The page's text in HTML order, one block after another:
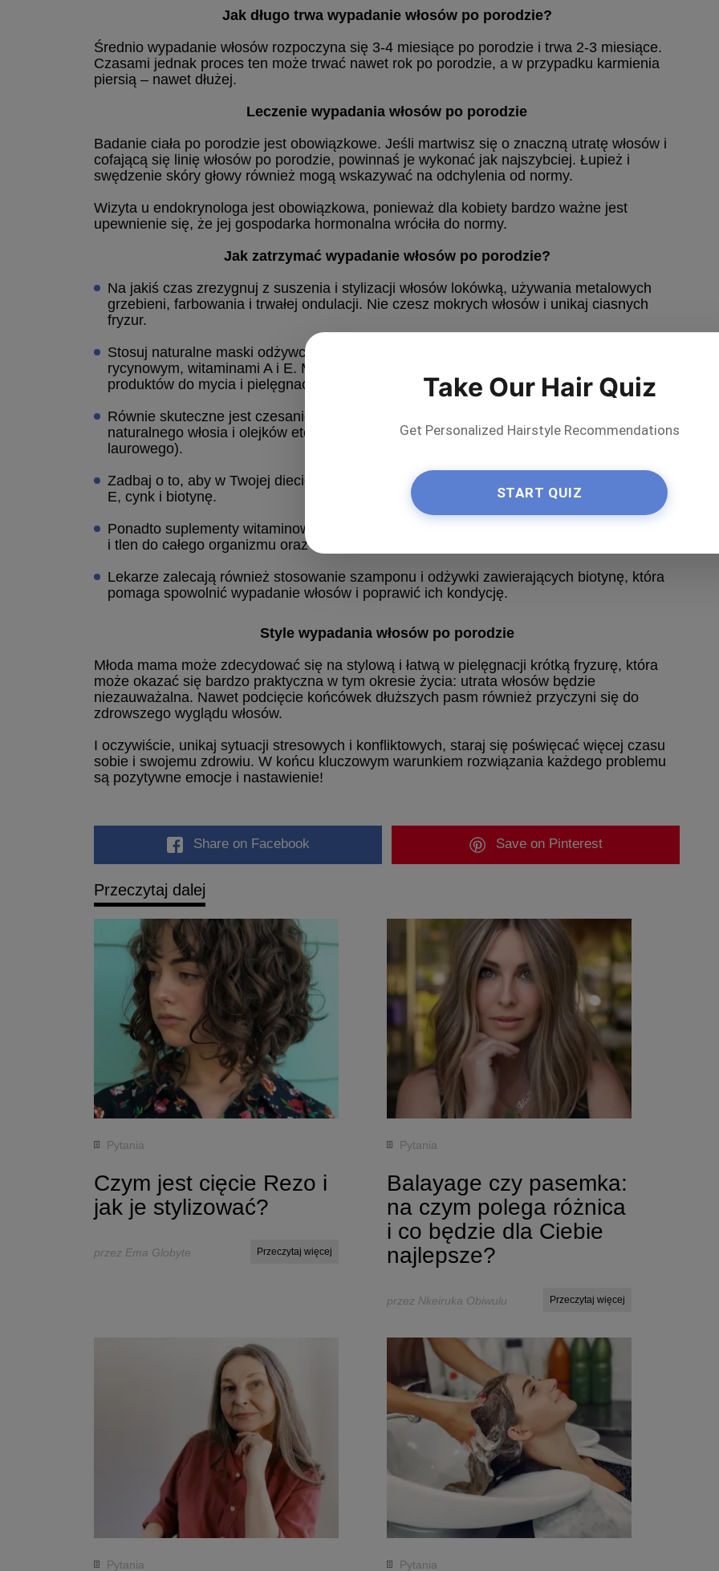
Jak długo trwa wypadanie włosów po porodzie?
Średnio wypadanie włosów rozpoczyna się 3-4 miesiące po porodzie i trwa 2-3 miesiące.
Czasami jednak proces ten może trwać nawet rok po porodzie, a w przypadku karmienia
piersią – nawet dłużej.
Leczenie wypadania włosów po porodzie
Badanie ciała po porodzie jest obowiązkowe. Jeśli martwisz się o znaczną utratę włosów i
cofającą się linię włosów po porodzie, powinnaś je wykonać jak najszybciej. Łupież i
swędzenie skóry głowy również mogą wskazywać na odchylenia od normy.
Wizyta u endokrynologa jest obowiązkowa, ponieważ dla kobiety bardzo ważne jest
upewnienie się, że jej gospodarka hormonalna wróciła do normy.
Jak zatrzymać wypadanie włosów po porodzie?
Na jakiś czas zrezygnuj z suszenia i stylizacji włosów lokówką, używania metalowych
grzebieni, farbowania i trwałej ondulacji. Nie czesz mokrych włosów i unikaj ciasnych
fryzur.
Stosuj naturalne maski odżywcze i regenerujące włosy z olejem łopianowym i
rycynowym, witaminami A i E. Możesz również dodać te oleiste roztwory do swoich
produktów do mycia i pielęgnacji włosów.
Równie skuteczne jest czesanie aromaterapeutyczne przy użyciu szczotki do masażu z
naturalnego włosia i olejków eterycznych (pomarańczowego, z drzewa herbacianego lub
laurowego).
Zadbaj o to, aby w Twojej diecie znalazły się produkty zawierające witaminy z grupy B, C,
E, cynk i biotynę.
Ponadto suplementy witaminowe i mineralne pomagają dostarczyć substancje odżywcze
i tlen do całego organizmu oraz stymulują wzrost włosów.
Lekarze zalecają również stosowanie szamponu i odżywki zawierających biotynę, która
pomaga spowolnić wypadanie włosów i poprawić ich kondycję.
Style wypadania włosów po porodzie
Młoda mama może zdecydować się na stylową i łatwą w pielęgnacji krótką fryzurę, która
może okazać się bardzo praktyczna w tym okresie życia: utrata włosów będzie
niezauważalna. Nawet podcięcie końcówek dłuższych pasm również przyczyni się do
zdrowszego wyglądu włosów.
I oczywiście, unikaj sytuacji stresowych i konfliktowych, staraj się poświęcać więcej czasu
sobie i swojemu zdrowiu. W końcu kluczowym warunkiem rozwiązania każdego problemu
są pozytywne emocje i nastawienie!
Share on Facebook Save on Pinterest
Przeczytaj dalej
Pytania
Czym jest cięcie Rezo i
jak je stylizować?
przez Ema Globyte Przeczytaj więcej
Pytania
Balayage czy pasemka:
na czym polega różnica
i co będzie dla Ciebie
najlepsze?
przez Nkeiruka Obiwulu Przeczytaj więcej
Pytania Pytania
Take Our Hair Quiz
Get Personalized Hairstyle Recommendations
START QUIZ